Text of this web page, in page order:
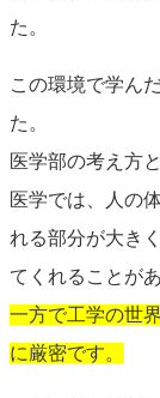
た。
この環境で学ん
た。
医学部の考え方
医学では、人の
れる部分が大き
てくれることが
一方で工学の世
に厳密です。